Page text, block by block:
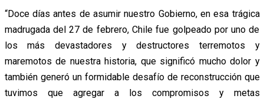
“Doce días antes de asumir nuestro Gobierno, en esa trágica
madrugada del 27 de febrero, Chile fue golpeado por uno de
los más devastadores y destructores terremotos y
maremotos de nuestra historia, que significó mucho dolor y
también generó un formidable desafío de reconstrucción que
tuvimos que agregar a los compromisos y metas